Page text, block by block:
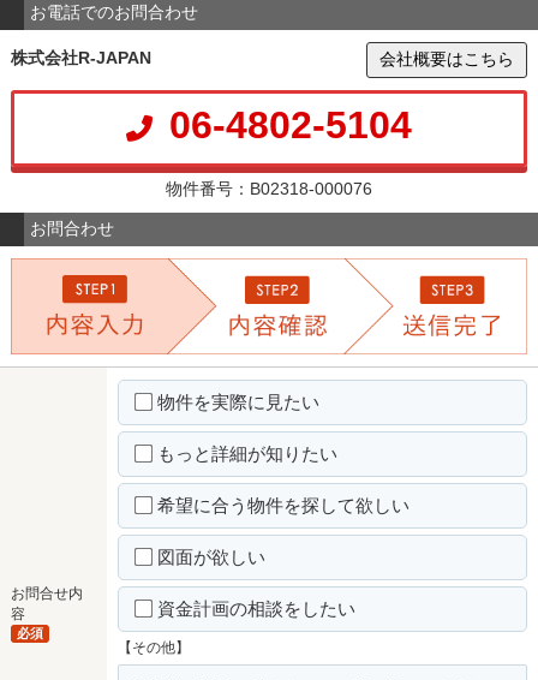
お電話でのお問合わせ
株式会社R-JAPAN 会社概要はこちら
06-4802-5104
物件番号：B02318-000076
お問合わせ
お問合せ内
容
必須
物件を実際に見たい
もっと詳細が知りたい
希望に合う物件を探して欲しい
図面が欲しい
資金計画の相談をしたい
【その他】